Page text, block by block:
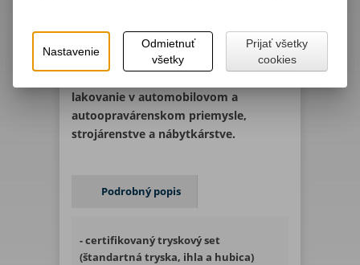
tlakovým prívodom materiálu,
navrhnutá pre najvyššiu akosť
lakovanie v automobilovom a
autoopravárenskom priemysle,
strojárenstve a nábytkárstve.
Podrobný popis
- certifikovaný tryskový set
(štandartná tryska, ihla a hubica)
Nastavenie
Odmietnuť
všetky
Prijať všetky
cookies